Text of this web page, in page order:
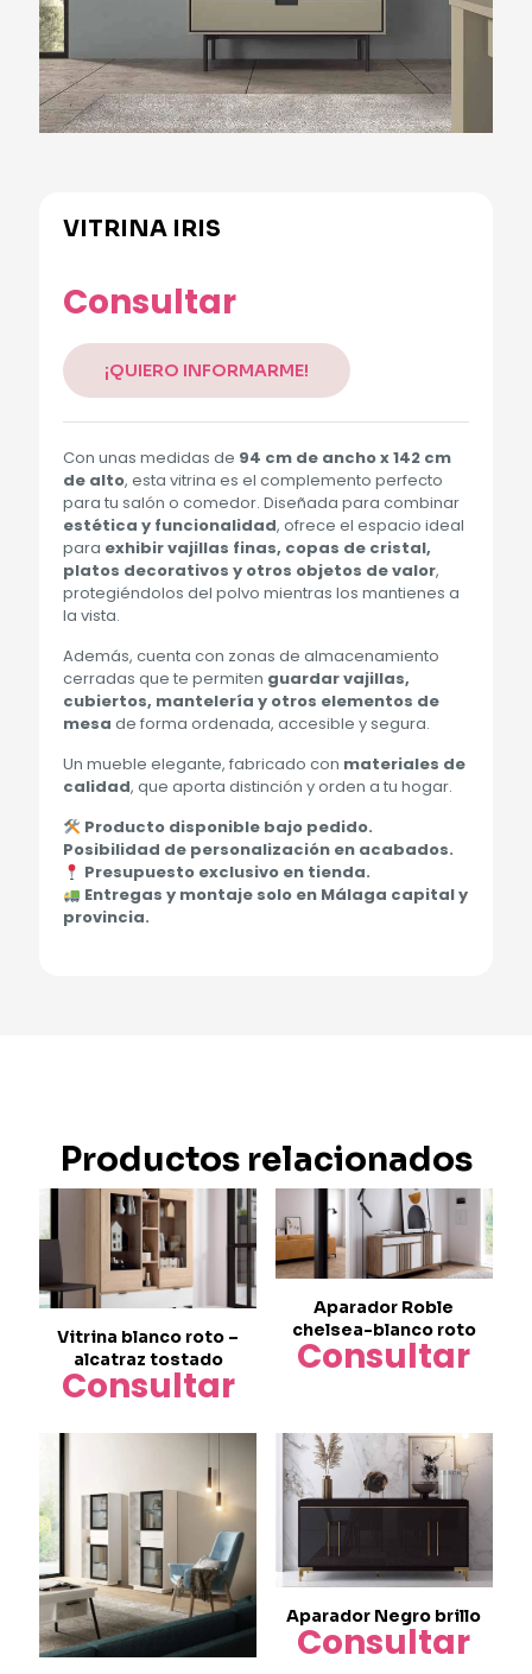
VITRINA IRIS
Consultar
¡QUIERO INFORMARME!
Con unas medidas de 94 cm de ancho x 142 cm
de alto, esta vitrina es el complemento perfecto
para tu salón o comedor. Diseñada para combinar
estética y funcionalidad, ofrece el espacio ideal
para exhibir vajillas finas, copas de cristal,
platos decorativos y otros objetos de valor,
protegiéndolos del polvo mientras los mantienes a
la vista.
Además, cuenta con zonas de almacenamiento
cerradas que te permiten guardar vajillas,
cubiertos, mantelería y otros elementos de
mesa de forma ordenada, accesible y segura.
Un mueble elegante, fabricado con materiales de
calidad, que aporta distinción y orden a tu hogar.
Producto disponible bajo pedido.
Posibilidad de personalización en acabados.
Presupuesto exclusivo en tienda.
Entregas y montaje solo en Málaga capital y
provincia.
Productos relacionados
Vitrina blanco roto –
alcatraz tostado
Consultar
Aparador Roble
chelsea-blanco roto
Consultar
Aparador Negro brillo
Consultar